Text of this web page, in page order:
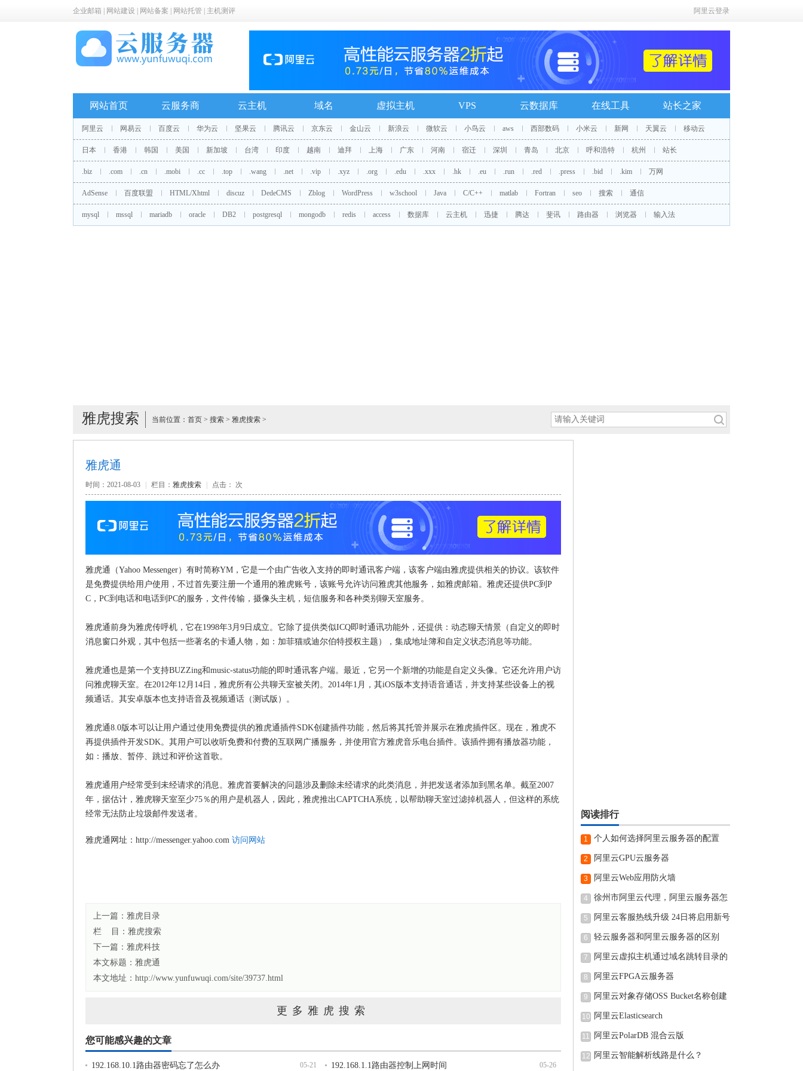
企业邮箱 网站建设 网站备案 网站托管 主机测评 阿里云登录
网站首页 云服务商 云主机 域名 虚拟主机 VPS 云数据库 在线工具 站长之家
阿里云 网易云 百度云 华为云 坚果云 腾讯云 京东云 金山云 新浪云 微软云 小鸟云 aws 西部数码 小米云 新网 天翼云 移动云
日本 香港 韩国 美国 新加坡 台湾 印度 越南 迪拜 上海 广东 河南 宿迁 深圳 青岛 北京 呼和浩特 杭州 站长
.biz .com .cn .mobi .cc .top .wang .net .vip .xyz .org .edu .xxx .hk .eu .run .red .press .bid .kim 万网
AdSense 百度联盟 HTML/Xhtml discuz DedeCMS Zblog WordPress w3school Java C/C++ matlab Fortran seo 搜索 通信
mysql mssql mariadb oracle DB2 postgresql mongodb redis access 数据库 云主机 迅捷 腾达 斐讯 路由器 浏览器 输入法
雅虎搜索 当前位置： 首页 > 搜索 > 雅虎搜索 >
雅虎通
时间：2021-08-03 栏目： 雅虎搜索 点击： 次
雅虎通（Yahoo Messenger）有时简称YM，它是一个由广告收入支持的即时通讯客户端，该客户端由雅虎提供相关的协议。该软件
是免费提供给用户使用，不过首先要注册一个通用的雅虎账号，该账号允许访问雅虎其他服务，如雅虎邮箱。雅虎还提供PC到P
C，PC到电话和电话到PC的服务，文件传输，摄像头主机，短信服务和各种类别聊天室服务。
雅虎通前身为雅虎传呼机，它在1998年3月9日成立。它除了提供类似ICQ即时通讯功能外，还提供：动态聊天情景（自定义的即时
消息窗口外观，其中包括一些著名的卡通人物，如：加菲猫或迪尔伯特授权主题），集成地址簿和自定义状态消息等功能。
雅虎通也是第一个支持BUZZing和music-status功能的即时通讯客户端。最近，它另一个新增的功能是自定义头像。它还允许用户访
问雅虎聊天室。在2012年12月14日，雅虎所有公共聊天室被关闭。2014年1月，其iOS版本支持语音通话，并支持某些设备上的视
频通话。其安卓版本也支持语音及视频通话（测试版）。
雅虎通8.0版本可以让用户通过使用免费提供的雅虎通插件SDK创建插件功能，然后将其托管并展示在雅虎插件区。现在，雅虎不
再提供插件开发SDK。其用户可以收听免费和付费的互联网广播服务，并使用官方雅虎音乐电台插件。该插件拥有播放器功能，
如：播放、暂停、跳过和评价这首歌。
雅虎通用户经常受到未经请求的消息。雅虎首要解决的问题涉及删除未经请求的此类消息，并把发送者添加到黑名单。截至2007
年，据估计，雅虎聊天室至少75％的用户是机器人，因此，雅虎推出CAPTCHA系统，以帮助聊天室过滤掉机器人，但这样的系统
经常无法防止垃圾邮件发送者。
雅虎通网址：http://messenger.yahoo.com 访问网站
上一篇： 雅虎目录
栏 目： 雅虎搜索
下一篇： 雅虎科技
本文标题： 雅虎通
本文地址：http://www.yunfuwuqi.com/site/39737.html
更多雅虎搜索
您可能感兴趣的文章
05-21
192.168.10.1路由器密码忘了怎么办 05-26
192.168.1.1路由器控制上网时间
阅读排行
1 个人如何选择阿里云服务器的配置
2 阿里云GPU云服务器
3 阿里云Web应用防火墙
4 徐州市阿里云代理，阿里云服务器怎
5 阿里云客服热线升级 24日将启用新号
6 轻云服务器和阿里云服务器的区别
7 阿里云虚拟主机通过域名跳转目录的
8 阿里云FPGA云服务器
9
阿里云对象存储OSS Bucket名称创建
完可
10 阿里云Elasticsearch
11 阿里云PolarDB 混合云版
12 阿里云智能解析线路是什么？